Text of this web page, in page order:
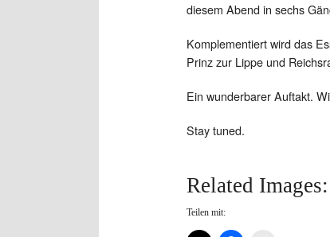
diesem Abend in sechs
Komplementiert wird das
Prinz zur Lippe und
Ein wunderbarer Auftakt.
Stay tuned.
Related Images:
Teilen mit: